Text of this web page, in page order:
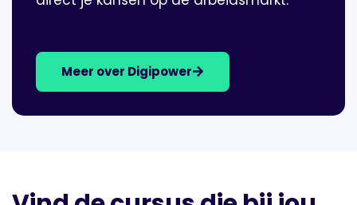
Meer over Digipower